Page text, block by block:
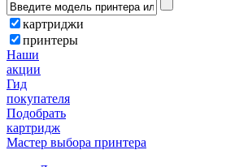
картриджи
принтеры
Наши
акции
Гид
покупателя
Подобрать
картридж
Мастер выбора принтера